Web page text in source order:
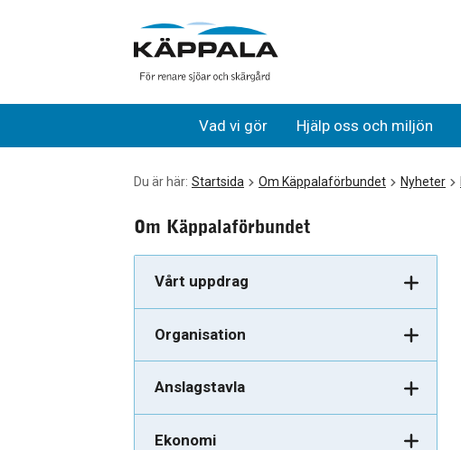
Vad vi gör Hjälp oss och miljön
Du är här: Startsida Om Käppalaförbundet Nyheter
Om Käppalaförbundet
Vårt uppdrag
Organisation
Anslagstavla
Ekonomi